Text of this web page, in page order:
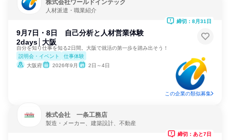
株式会社ワールドインテック
人材派遣・職業紹介
9月7日・8日 自己分析と人材営業体験
2days│大阪
自分を知り仕事を知る2日間。大阪で就活の第一歩を踏み出そう！
説明会・イベント
仕事体験
大阪府
2026年9月 2日～4日
締切：8月31日
この企業の類似募集
株式会社 一条工務店
製造・メーカー、建築設計、不動産
締切：あと7日